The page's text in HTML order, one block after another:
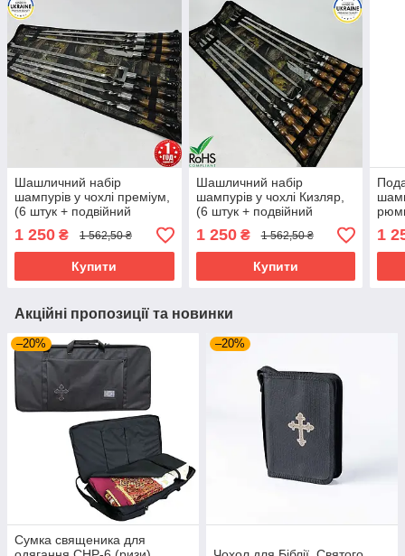
Шашличний набір
шампурів у чохлі преміум,
(6 штук + подвійний
шампур + виделка-ніж).
Для пікніка
1 250 ₴ 1 562,50 ₴
Купити
Шашличний набір
шампурів у чохлі Кизляр,
(6 штук + подвійний
шампур + виделка-
ніж).Для пікніка
1 250₴ 1 562,50 ₴
Купити
1
Акційні пропозиції та новинки
–20%
Сумка священика для
–20%